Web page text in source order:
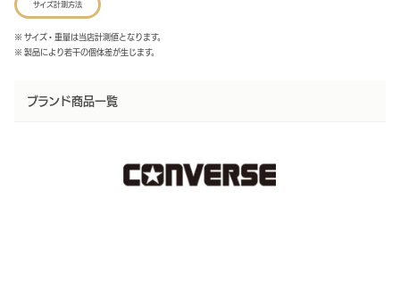
サイズ計測方法
※ サイズ・重量は当店計測値となります。
※ 製品により若干の個体差が生じます。
ブランド商品一覧